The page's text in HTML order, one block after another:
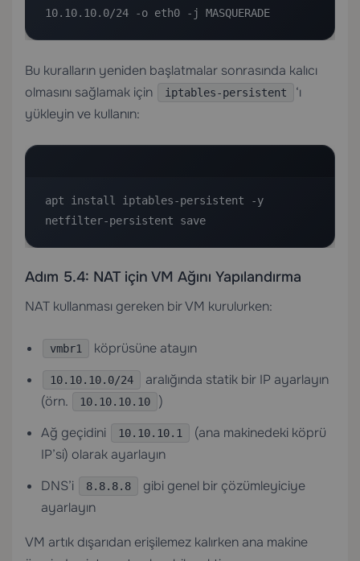
10.10.10.0/24 -o eth0 -j MASQUERADE
Bu kuralların yeniden başlatmalar sonrasında kalıcı
olmasını sağlamak için
iptables-persistent
‘ı
yükleyin ve kullanın:
apt install iptables-persistent -y
netfilter-persistent save
Adım 5.4: NAT için VM Ağını Yapılandırma
NAT kullanması gereken bir VM kurulurken:
vmbr1 köprüsüne atayın
10.10.10.0/24
aralığında statik bir IP ayarlayın
(örn.
10.10.10.10
)
Ağ geçidini
10.10.10.1
(ana makinedeki köprü
IP’si) olarak ayarlayın
DNS’i
8.8.8.8
gibi genel bir çözümleyiciye
ayarlayın
VM artık dışarıdan erişilemez kalırken ana makine